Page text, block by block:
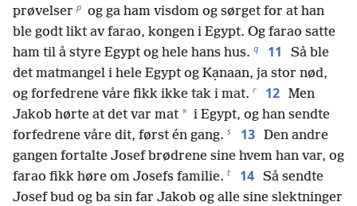
prøvelser p og ga ham visdom og sørget for at han
ble godt likt av farao, kongen i Egypt. Og farao satte
ham til å styre Egypt og hele hans hus. q 11
Så ble
det matmangel i hele Egypt og Kạnaan, ja stor nød,
og forfedrene våre fikk ikke tak i mat. r 12 Men
Jakob hørte at det var mat * i Egypt, og han sendte
forfedrene våre dit, først én gang. s 13 Den andre
gangen fortalte Josef brødrene sine hvem han var, og
farao fikk høre om Josefs familie. t 14 Så sendte
Josef bud og ba sin far Jakob og alle sine slektninger